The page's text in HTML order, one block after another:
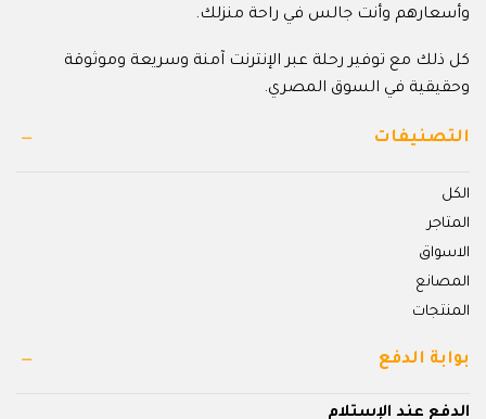
وأسعارهم وأنت جالس في راحة منزلك.
كل ذلك مع توفير رحلة عبر الإنترنت آمنة وسريعة وموثوقة
وحقيقية في السوق المصري.
التصنيفات
الكل
المتاجر
الاسواق
المصانع
المنتجات
بوابة الدفع
الدفع عند الإستلام